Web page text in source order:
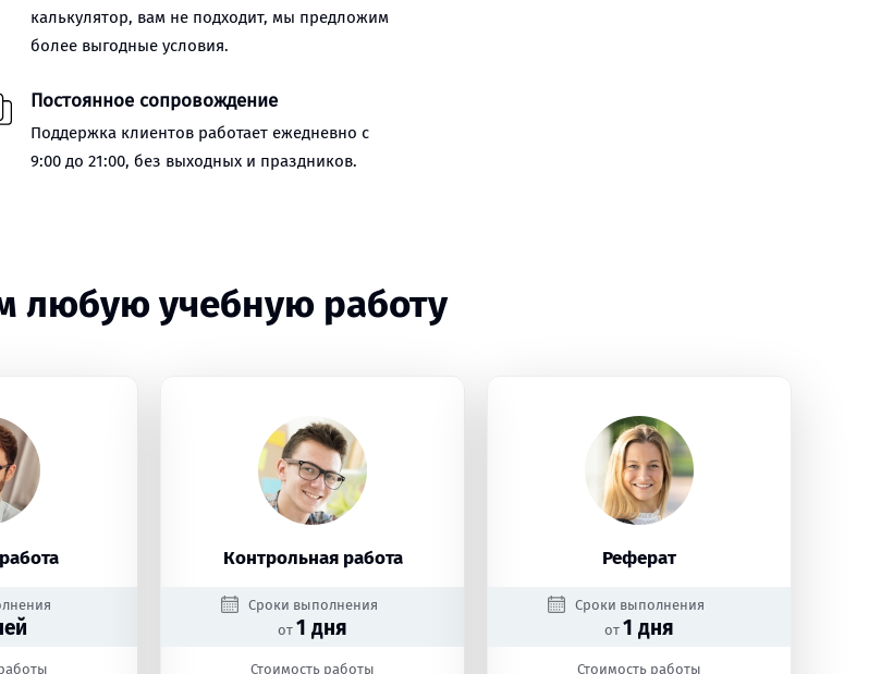
калькулятор, вам не подходит, мы предложим
более выгодные условия.
Постоянное сопровождение
Поддержка клиентов работает ежедневно с
9:00 до 21:00, без выходных и праздников.
любую учебную работу
Контрольная работа
Сроки выполнения
от 1 дня
Стоимость работы
Реферат
Сроки выполнения
от 1 дня
Стоимость работы